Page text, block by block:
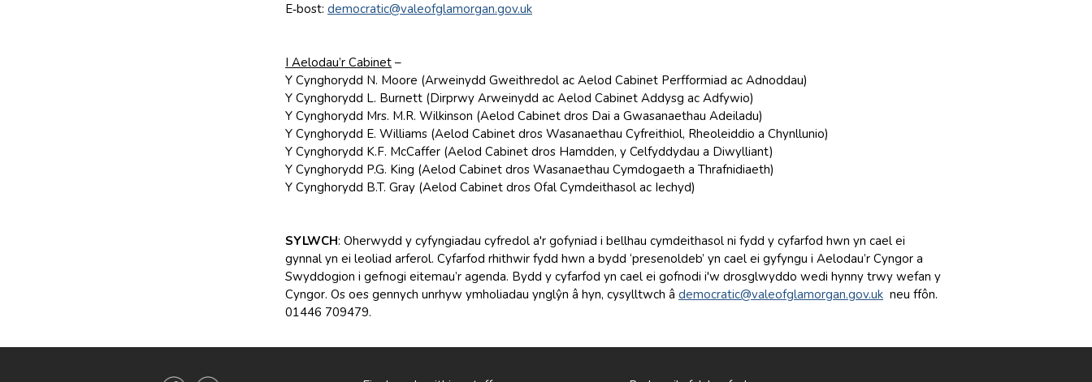
E‑bost: democratic@valeofglamorgan.gov.uk
I Aelodau’r Cabinet –
Y Cynghorydd N. Moore (Arweinydd Gweithredol ac Aelod Cabinet Perfformiad ac Adnoddau)
Y Cynghorydd L. Burnett (Dirprwy Arweinydd ac Aelod Cabinet Addysg ac Adfywio)
Y Cynghorydd Mrs. M.R. Wilkinson (Aelod Cabinet dros Dai a Gwasanaethau Adeiladu)
Y Cynghorydd E. Williams (Aelod Cabinet dros Wasanaethau Cyfreithiol, Rheoleiddio a Chynllunio)
Y Cynghorydd K.F. McCaffer (Aelod Cabinet dros Hamdden, y Celfyddydau a Diwylliant)
Y Cynghorydd P.G. King (Aelod Cabinet dros Wasanaethau Cymdogaeth a Thrafnidiaeth)
Y Cynghorydd B.T. Gray (Aelod Cabinet dros Ofal Cymdeithasol ac Iechyd)
SYLWCH: Oherwydd y cyfyngiadau cyfredol a'r gofyniad i bellhau cymdeithasol ni fydd y cyfarfod hwn yn cael ei
gynnal yn ei leoliad arferol. Cyfarfod rhithwir fydd hwn a bydd ‘presenoldeb’ yn cael ei gyfyngu i Aelodau’r Cyngor a
Swyddogion i gefnogi eitemau’r agenda. Bydd y cyfarfod yn cael ei gofnodi i'w drosglwyddo wedi hynny trwy wefan y
Cyngor. Os oes gennych unrhyw ymholiadau ynglŷn â hyn, cysylltwch â democratic@valeofglamorgan.gov.uk neu ffôn.
01446 709479.